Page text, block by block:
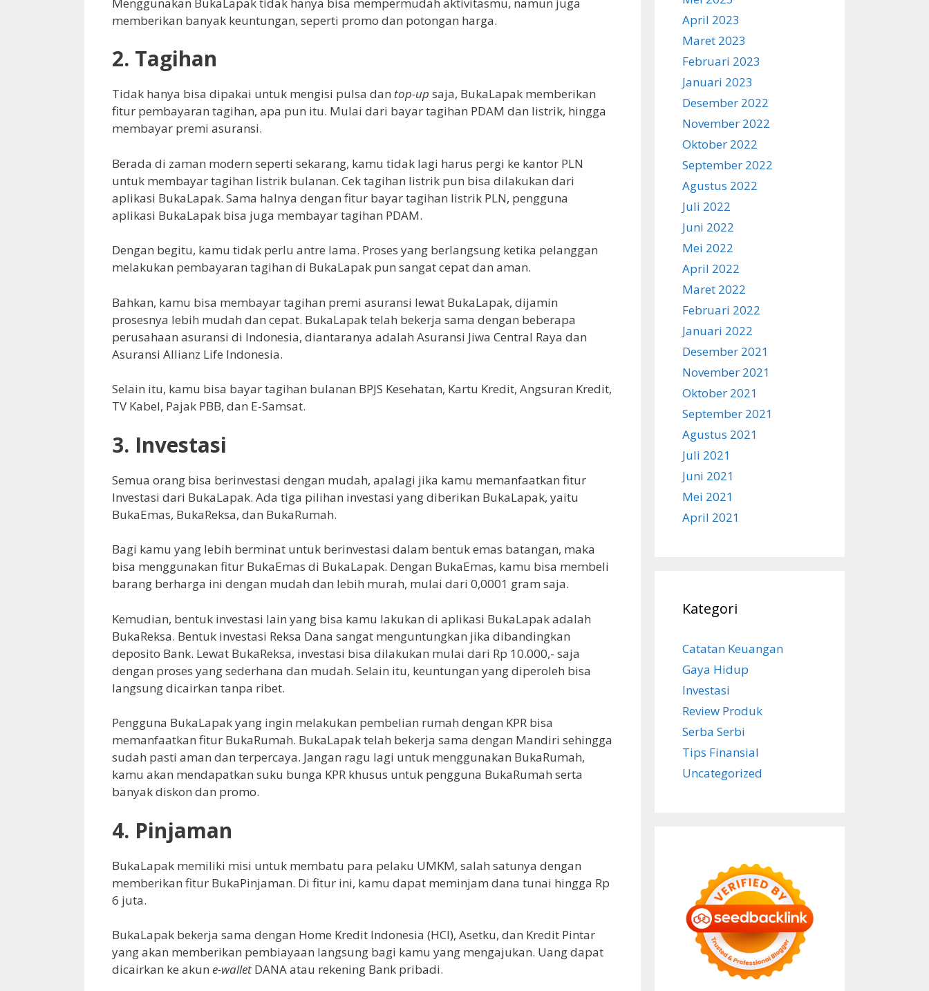
memberikan banyak keuntungan, seperti promo dan potongan harga.
2. Tagihan
Tidak hanya bisa dipakai untuk mengisi pulsa dan top-up saja, BukaLapak memberikan
fitur pembayaran tagihan, apa pun itu. Mulai dari bayar tagihan PDAM dan listrik, hingga
membayar premi asuransi.
Berada di zaman modern seperti sekarang, kamu tidak lagi harus pergi ke kantor PLN
untuk membayar tagihan listrik bulanan. Cek tagihan listrik pun bisa dilakukan dari
aplikasi BukaLapak. Sama halnya dengan fitur bayar tagihan listrik PLN, pengguna
aplikasi BukaLapak bisa juga membayar tagihan PDAM.
Dengan begitu, kamu tidak perlu antre lama. Proses yang berlangsung ketika pelanggan
melakukan pembayaran tagihan di BukaLapak pun sangat cepat dan aman.
Bahkan, kamu bisa membayar tagihan premi asuransi lewat BukaLapak, dijamin
prosesnya lebih mudah dan cepat. BukaLapak telah bekerja sama dengan beberapa
perusahaan asuransi di Indonesia, diantaranya adalah Asuransi Jiwa Central Raya dan
Asuransi Allianz Life Indonesia.
Selain itu, kamu bisa bayar tagihan bulanan BPJS Kesehatan, Kartu Kredit, Angsuran Kredit,
TV Kabel, Pajak PBB, dan E-Samsat.
3. Investasi
Semua orang bisa berinvestasi dengan mudah, apalagi jika kamu memanfaatkan fitur
Investasi dari BukaLapak. Ada tiga pilihan investasi yang diberikan BukaLapak, yaitu
BukaEmas, BukaReksa, dan BukaRumah.
Bagi kamu yang lebih berminat untuk berinvestasi dalam bentuk emas batangan, maka
bisa menggunakan fitur BukaEmas di BukaLapak. Dengan BukaEmas, kamu bisa membeli
barang berharga ini dengan mudah dan lebih murah, mulai dari 0,0001 gram saja.
Kemudian, bentuk investasi lain yang bisa kamu lakukan di aplikasi BukaLapak adalah
BukaReksa. Bentuk investasi Reksa Dana sangat menguntungkan jika dibandingkan
deposito Bank. Lewat BukaReksa, investasi bisa dilakukan mulai dari Rp 10.000,- saja
dengan proses yang sederhana dan mudah. Selain itu, keuntungan yang diperoleh bisa
langsung dicairkan tanpa ribet.
Pengguna BukaLapak yang ingin melakukan pembelian rumah dengan KPR bisa
memanfaatkan fitur BukaRumah. BukaLapak telah bekerja sama dengan Mandiri sehingga
sudah pasti aman dan terpercaya. Jangan ragu lagi untuk menggunakan BukaRumah,
kamu akan mendapatkan suku bunga KPR khusus untuk pengguna BukaRumah serta
banyak diskon dan promo.
4. Pinjaman
BukaLapak memiliki misi untuk membatu para pelaku UMKM, salah satunya dengan
memberikan fitur BukaPinjaman. Di fitur ini, kamu dapat meminjam dana tunai hingga Rp
6 juta.
BukaLapak bekerja sama dengan Home Kredit Indonesia (HCI), Asetku, dan Kredit Pintar
yang akan memberikan pembiayaan langsung bagi kamu yang mengajukan. Uang dapat
dicairkan ke akun e-wallet DANA atau rekening Bank pribadi.
April 2023
Maret 2023
Februari 2023
Januari 2023
Desember 2022
November 2022
Oktober 2022
September 2022
Agustus 2022
Juli 2022
Juni 2022
Mei 2022
April 2022
Maret 2022
Februari 2022
Januari 2022
Desember 2021
November 2021
Oktober 2021
September 2021
Agustus 2021
Juli 2021
Juni 2021
Mei 2021
April 2021
Kategori
Catatan Keuangan
Gaya Hidup
Investasi
Review Produk
Serba Serbi
Tips Finansial
Uncategorized